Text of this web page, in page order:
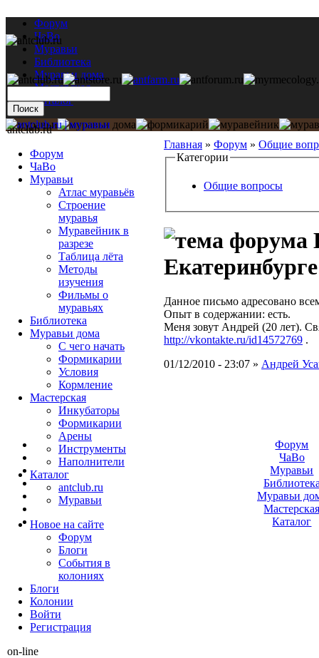
Форум
ЧаВо
Муравьи
Библиотека
Муравьи дома
Мастерская
Каталог
Главная » Форум » Общие
Категории
Общие вопросы
Данное письмо адресовано
Опыт в содержании: есть.
Меня зовут Андрей (20 лет).
http://vkontakte.ru/id14572769 .
01/12/2010 - 23:07 » Андрей
antclub.ru
Форум
ЧаВо
Муравьи
Атлас муравьёв
Строение
муравья
Муравейник в
разрезе
Таблица лёта
Методы
изучения
Фильмы о
муравьях
Библиотека
Муравьи дома
С чего начать
Формикарии
Условия
Кормление
Мастерская
Инкубаторы
Формикарии
Арены
Инструменты
Наполнители
Каталог
antclub.ru
Муравьи
Новое на сайте
Форум
Блоги
События в
колониях
Блоги
Колонии
Войти
Peгиcтpaция
on-line
Форум
ЧаВо
Муравьи
Муравьи
Каталог